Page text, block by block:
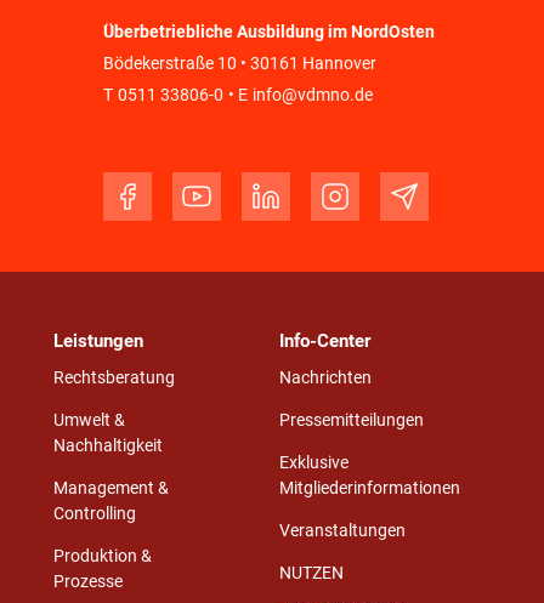
Überbetriebliche Ausbildung im NordOsten
Bödekerstraße 10 • 30161 Hannover
T 0511 33806-0 • E info@vdmno.de
Leistungen
Rechtsberatung
Umwelt &
Nachhaltigkeit
Management &
Controlling
Produktion &
Prozesse
Info-Center
Nachrichten
Pressemitteilungen
Exklusive
Mitgliederinformationen
Veranstaltungen
NUTZEN